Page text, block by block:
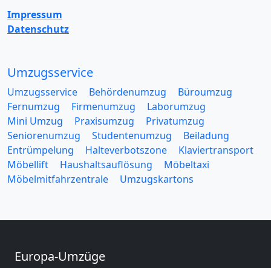
Impressum
Datenschutz
Umzugsservice
Umzugsservice Behördenumzug
Büroumzug
Fernumzug
Firmenumzug
Laborumzug
Mini Umzug
Praxisumzug
Privatumzug
Seniorenumzug
Studentenumzug
Beiladung
Entrümpelung
Halteverbotszone
Klaviertransport
Möbellift
Haushaltsauflösung
Möbeltaxi
Möbelmitfahrzentrale
Umzugskartons
Europa-Umzüge